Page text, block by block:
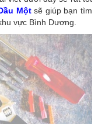
Một sẽ giúp bạn tìm
vực Bình Dương.